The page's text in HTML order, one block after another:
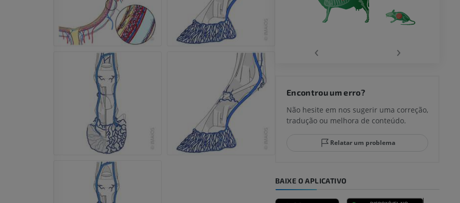
PREMIUM
Horse - Finger and Hoof
‹ ›
Encontrou um erro?
Não hesite em nos sugerir uma correção,
tradução ou melhora de conteúdo.
Relatar um problema
BAIXE O APLICATIVO